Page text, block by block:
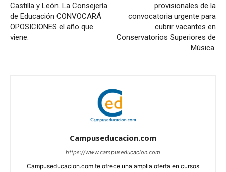
Castilla y León. La Consejería
de Educación CONVOCARÁ
OPOSICIONES el año que
viene.
provisionales de la
convocatoria urgente para
cubrir vacantes en
Conservatorios Superiores de
Música.
Campuseducacion.com
https://www.campuseducacion.com
Campuseducacion.com te ofrece una amplia oferta en cursos